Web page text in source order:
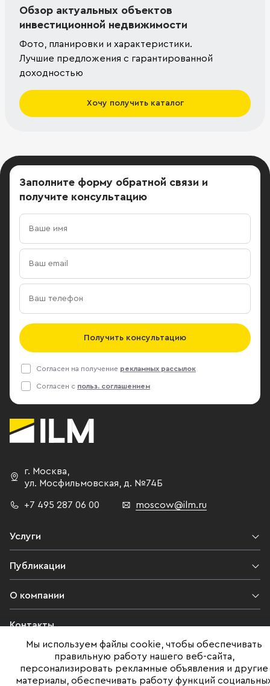
Обзор актуальных объектов
инвестиционной недвижимости
Фото, планировки и характеристики.
Лучшие предложения с гарантированной
доходностью
Хочу получить каталог
Заполните форму обратной связи и
получите консультацию
Получить консультацию
Согласен на получение рекламных рассылок
Согласен с польз. соглашением
г. Москва,
ул. Мосфильмовская, д. №74Б
+7 495 287 06 00 moscow@ilm.ru
Услуги
Публикации
О компании
Контакты
Юридическая информация
Мы используем файлы cookie, чтобы обеспечивать
правильную работу нашего веб-сайта,
персонализировать рекламные объявления и другие
материалы, обеспечивать работу функций